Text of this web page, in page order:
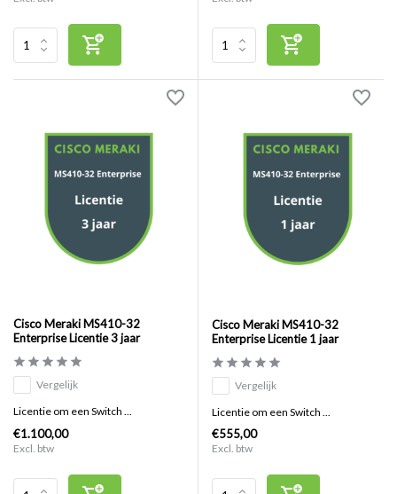
Cisco Meraki MS410-32
Enterprise Licentie 3 jaar
Vergelijk
Licentie om een Switch ...
€1.100,00
Excl. btw
Cisco Meraki MS410-32
Enterprise Licentie 1 jaar
Vergelijk
Licentie om een Switch ...
€555,00
Excl. btw